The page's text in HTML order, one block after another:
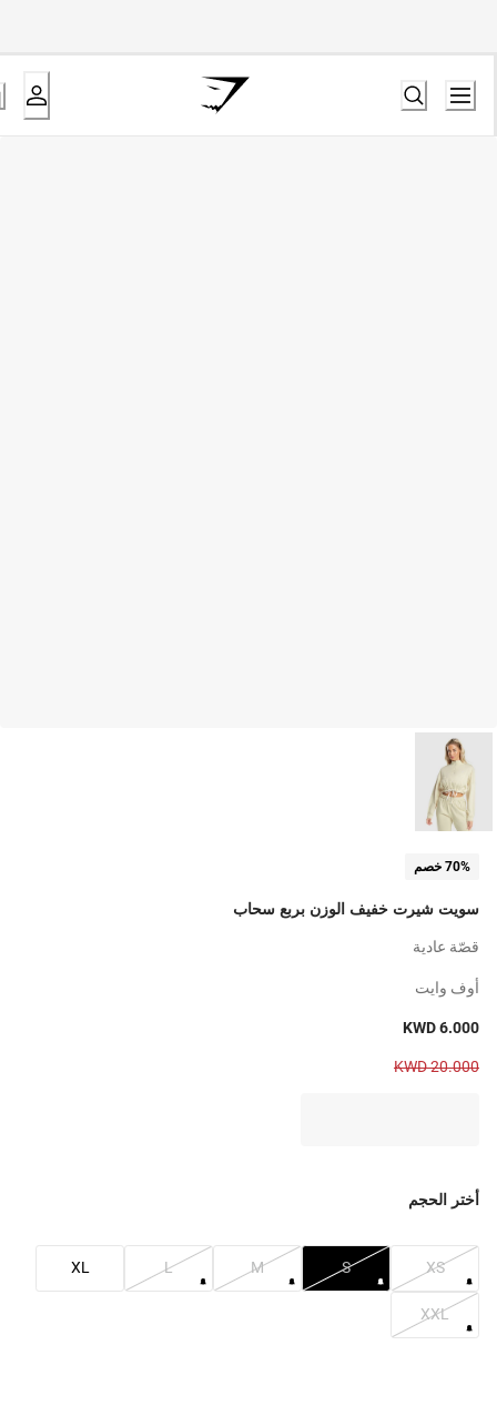
70% خصم
سويت شيرت خفيف الوزن بربع سحاب
قصّة عادية
أوف وايت
KWD 6.000
KWD 20.000
أختر الحجم
XS
S
M
L
XL
XXL